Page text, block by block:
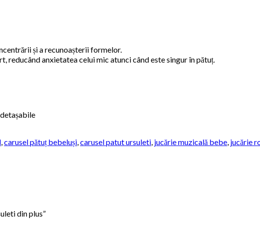
și a recunoașterii formelor.
reducând anxietatea celui mic atunci când este singur în pătuț.
,carusel pătuț bebeluși,carusel patut ursuleti, jucărie muzicală bebe, jucărie
din plus”